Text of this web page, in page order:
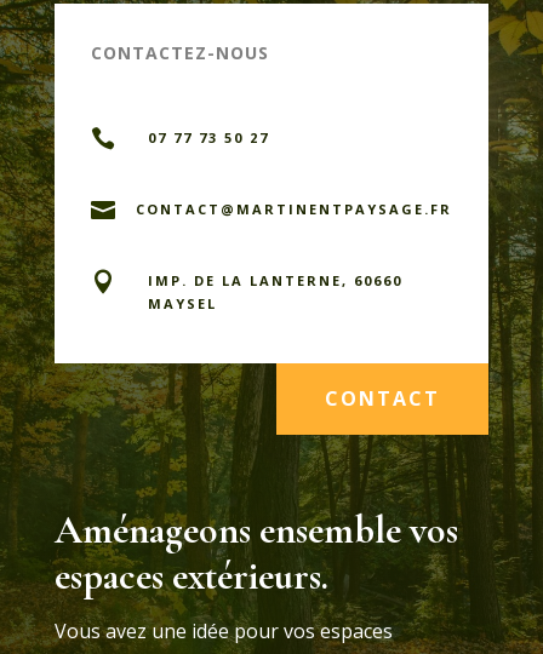
CONTACTEZ-NOUS
 07 77 73 50 27
 CONTACT@MARTINENTPAYSAGE.FR

IMP. DE LA LANTERNE, 60660
MAYSEL
CONTACT
Aménageons ensemble vos
espaces extérieurs.
Vous avez une idée pour vos espaces